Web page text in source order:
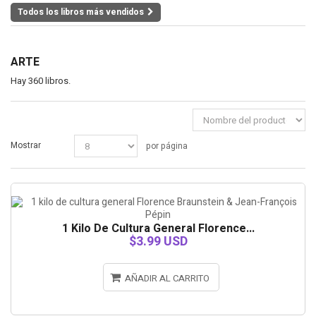
Todos los libros más vendidos
ARTE
Hay 360 libros.
Mostrar por página
1 Kilo De Cultura General Florence...
$3.99 USD
AÑADIR AL CARRITO